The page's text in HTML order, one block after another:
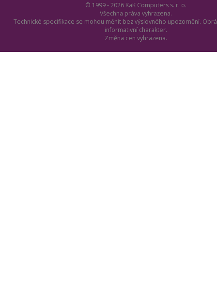
© 1999 - 2026 KaK Computers s. r. o.
Všechna práva vyhrazena.
Technické specifikace se mohou měnit bez výslovného upozornění.
informativní charakter.
Změna cen vyhrazena.